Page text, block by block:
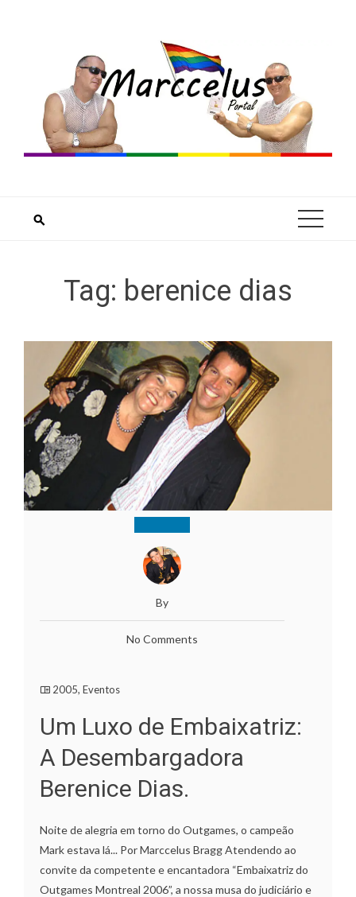
Tag: berenice dias
By
No Comments
2005, Eventos
Um Luxo de Embaixatriz:
A Desembargadora
Berenice Dias.
Noite de alegria em torno do Outgames, o campeão
Mark estava lá... Por Marccelus Bragg Atendendo ao
convite da competente e encantadora “Embaixatriz do
Outgames Montreal 2006”, a nossa musa do judiciário e